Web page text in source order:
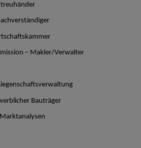
– Makler/Verwalter
Bauträger